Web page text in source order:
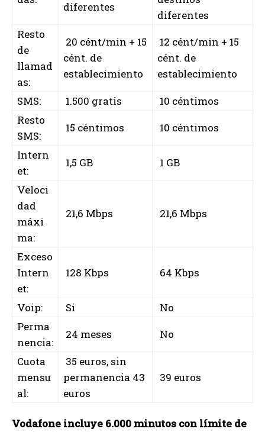
diferentes
diferentes
Resto
de
llamad
as:
20 cént/min + 15
cént. de
establecimiento
12 cént/min + 15
cént. de
establecimiento
SMS:
1.500 gratis
10 céntimos
Resto
SMS:
15 céntimos
10 céntimos
Intern
et:
1,5 GB
1 GB
Veloci
dad
máxi
ma:
21,6 Mbps 21,6 Mbps
Exceso
Intern
et:
128 Kbps 64 Kbps
Voip: Si
No
Perma
nencia:
24 meses
No
Cuota
mensu
al:
35 euros, sin
permanencia 43
euros
39 euros
Vodafone incluye 6.000 minutos con límite de